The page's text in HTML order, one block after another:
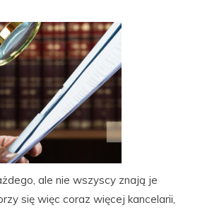
ale nie wszyscy znają je
się więc coraz więcej kancelarii,